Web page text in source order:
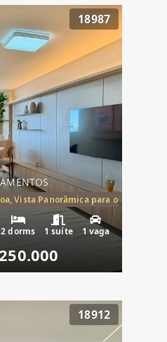
18987
Vista Panorâmica para o Mar, 2
2 dorms 1 suíte 1 vaga
18912